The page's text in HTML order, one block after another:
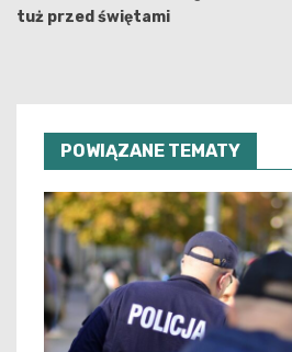
tuż przed świętami
POWIĄZANE TEMATY